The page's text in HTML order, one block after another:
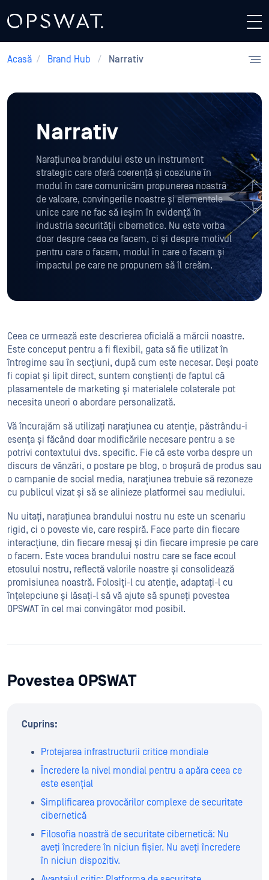
Acasă / Brand Hub / Narrativ
Narrativ
Narațiunea brandului este un instrument
strategic care oferă coerență și coeziune în
modul în care comunicăm propunerea noastră
de valoare, convingerile noastre și elementele
unice care ne fac să ieșim în evidență în
industria securității cibernetice. Nu este vorba
doar despre ceea ce facem, ci și despre motivul
pentru care o facem, modul în care o facem și
impactul pe care ne propunem să îl creăm.
Ceea ce urmează este descrierea oficială a mărcii noastre.
Este conceput pentru a fi flexibil, gata să fie utilizat în
întregime sau în secțiuni, după cum este necesar. Deși poate
fi copiat și lipit direct, suntem conștienți de faptul că
plasamentele de marketing și materialele colaterale pot
necesita uneori o abordare personalizată.
Vă încurajăm să utilizați narațiunea cu atenție, păstrându-i
esența și făcând doar modificările necesare pentru a se
potrivi contextului dvs. specific. Fie că este vorba despre un
discurs de vânzări, o postare pe blog, o broșură de produs sau
o campanie de social media, narațiunea trebuie să rezoneze
cu publicul vizat și să se alinieze platformei sau mediului.
Nu uitați, narațiunea brandului nostru nu este un scenariu
rigid, ci o poveste vie, care respiră. Face parte din fiecare
interacțiune, din fiecare mesaj și din fiecare impresie pe care
o facem. Este vocea brandului nostru care se face ecoul
etosului nostru, reflectă valorile noastre și consolidează
promisiunea noastră. Folosiți-l cu atenție, adaptați-l cu
înțelepciune și lăsați-l să vă ajute să spuneți povestea
OPSWAT în cel mai convingător mod posibil.
Povestea OPSWAT
Cuprins:
Protejarea infrastructurii critice mondiale
Încredere la nivel mondial pentru a apăra ceea ce
este esențial
Simplificarea provocărilor complexe de securitate
cibernetică
Filosofia noastră de securitate cibernetică: Nu
aveți încredere în niciun fișier. Nu aveți încredere
în niciun dispozitiv.